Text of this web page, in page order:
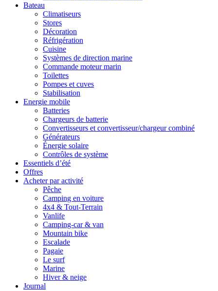
Bateau
Climatiseurs
Stores
Décoration
Réfrigération
Cuisine
Systèmes de direction marine
Commande moteur marin
Toilettes
Pompes et cuves
Stabilisation
Energie mobile
Batteries
Chargeurs de batterie
Convertisseurs et convertisseur/chargeur combiné
Générateurs
Énergie solaire
Contrôles de système
Essentiels d’été
Offres
Acheter par activité
Pêche
Camping en voiture
4x4 & Tout-Terrain
Vanlife
Camping-car & van
Mountain bike
Escalade
Pagaie
Le surf
Marine
Hiver & neige
Journal